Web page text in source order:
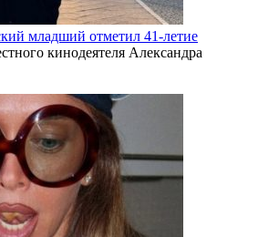
младший отметил 41-летие
кинодеятеля Александра